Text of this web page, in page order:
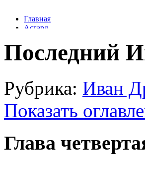
Последний
Рубрика: Иван
Показать
Глава